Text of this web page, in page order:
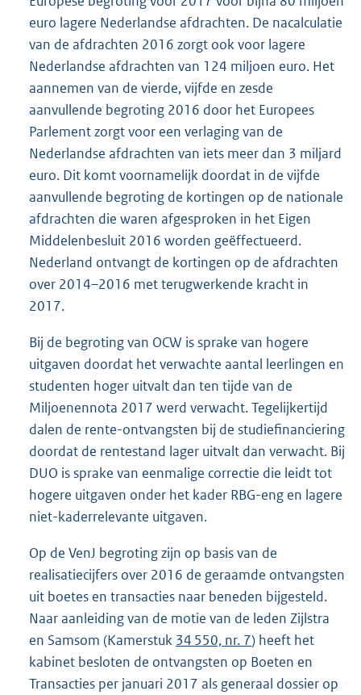
euro lagere Nederlandse afdrachten. De nacalculatie
van de afdrachten 2016 zorgt ook voor lagere
Nederlandse afdrachten van 124 miljoen euro. Het
aannemen van de vierde, vijfde en zesde
aanvullende begroting 2016 door het Europees
Parlement zorgt voor een verlaging van de
Nederlandse afdrachten van iets meer dan 3 miljard
euro. Dit komt voornamelijk doordat in de vijfde
aanvullende begroting de kortingen op de nationale
afdrachten die waren afgesproken in het Eigen
Middelenbesluit 2016 worden geëffectueerd.
Nederland ontvangt de kortingen op de afdrachten
over 2014–2016 met terugwerkende kracht in
2017.
Bij de begroting van OCW is sprake van hogere
uitgaven doordat het verwachte aantal leerlingen en
studenten hoger uitvalt dan ten tijde van de
Miljoenennota 2017 werd verwacht. Tegelijkertijd
dalen de rente-ontvangsten bij de studiefinanciering
doordat de rentestand lager uitvalt dan verwacht. Bij
DUO is sprake van eenmalige correctie die leidt tot
hogere uitgaven onder het kader RBG-eng en lagere
niet-kaderrelevante uitgaven.
Op de VenJ begroting zijn op basis van de
realisatiecijfers over 2016 de geraamde ontvangsten
uit boetes en transacties naar beneden bijgesteld.
Naar aanleiding van de motie van de leden Zijlstra
en Samsom (Kamerstuk 34 550, nr. 7) heeft het
kabinet besloten de ontvangsten op Boeten en
Transacties per januari 2017 als generaal dossier op